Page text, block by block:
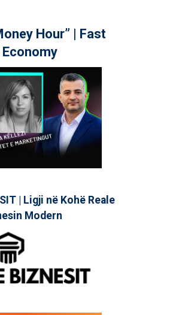
Hour” | Fast
Economy
| Ligji në Kohë Reale
Modern